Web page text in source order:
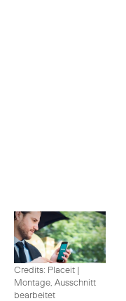
Credits: Placeit |
Montage, Ausschnitt
bearbeitet